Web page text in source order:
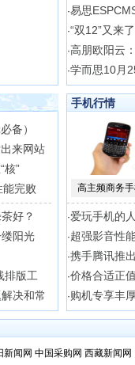
·易思
·“双12”又来
·高朋欧阳云
·学而思10月
备）
来网站
核”
能完败
好？
阳光
排版工
决和常
手机行情
高主频商务
·爱玩手机的
·超强影音性
·携手腾讯推
·价格合适正
·购机专享丰
新闻网 中国采购网 西藏新闻网